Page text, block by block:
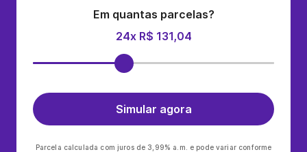
Em quantas parcelas?
24x R$ 131,04
Simular agora
Parcela calculada com juros de 3,99% a.m. e pode variar conforme